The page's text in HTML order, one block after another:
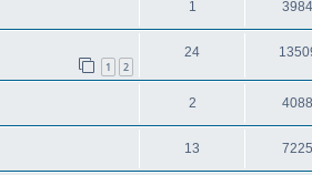
1 3984
1 2
24
2 4088
13 7225